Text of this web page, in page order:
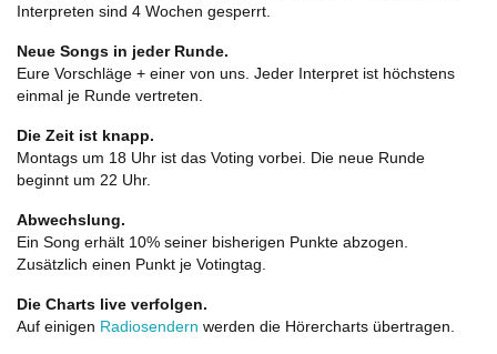
Interpreten sind 4 Wochen gesperrt.
Neue Songs in jeder Runde.
Eure Vorschläge + einer von uns. Jeder Interpret ist höchstens
einmal je Runde vertreten.
Die Zeit ist knapp.
Montags um 18 Uhr ist das Voting vorbei. Die neue Runde
beginnt um 22 Uhr.
Abwechslung.
Ein Song erhält 10% seiner bisherigen Punkte abzogen.
Zusätzlich einen Punkt je Votingtag.
Die Charts live verfolgen.
Auf einigen Radiosendern werden die Hörercharts übertragen.